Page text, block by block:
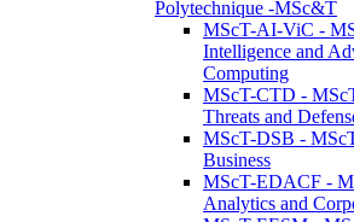
Polytechnique -MSc&T
MScT-AI-ViC -
Intelligence and
Computing
MScT-CTD -
Threats and
MScT-DSB -
Business
MScT-EDACF -
Analytics and